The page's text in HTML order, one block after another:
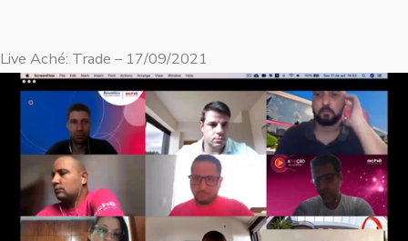
Live Aché: Trade – 17/09/2021